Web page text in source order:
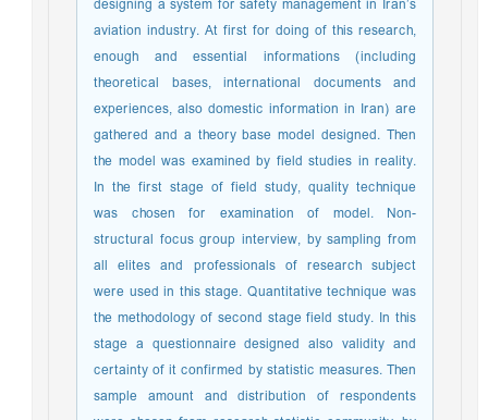
designing a system for safety management in Iran’s
aviation industry. At first for doing of this research,
enough and essential informations (including
theoretical bases, international documents and
experiences, also domestic information in Iran) are
gathered and a theory base model designed. Then
the model was examined by field studies in reality.
In the first stage of field study, quality technique
was chosen for examination of model. Non-
structural focus group interview, by sampling from
all elites and professionals of research subject
were used in this stage. Quantitative technique was
the methodology of second stage field study. In this
stage a questionnaire designed also validity and
certainty of it confirmed by statistic measures. Then
sample amount and distribution of respondents